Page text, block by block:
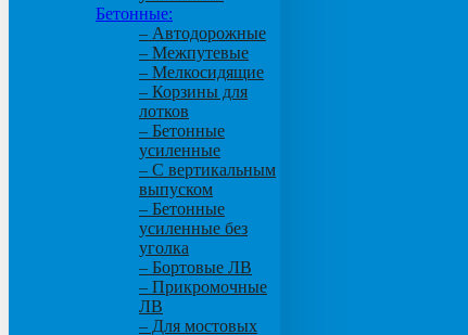
Бетонные:
– Автодорожные
– Межпутевые
– Мелкосидящие
– Корзины для
лотков
– Бетонные
усиленные
– С вертикальным
выпуском
– Бетонные
усиленные без
уголка
– Бортовые ЛВ
– Прикромочные
ЛВ
– Для мостовых